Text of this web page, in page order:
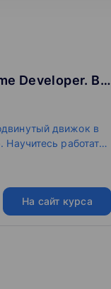
Unreal Engine Game Developer. Basic
движок в
работать
На сайт курса